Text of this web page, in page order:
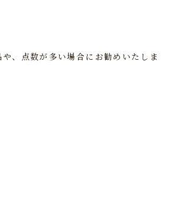
、点数が多い場合にお勧めいたしま